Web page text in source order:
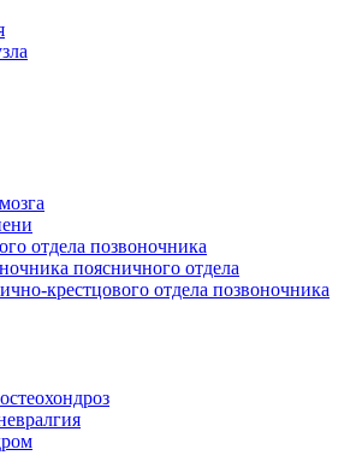
отдела позвоночника
поясничного отдела
крестцового отдела позвоночника